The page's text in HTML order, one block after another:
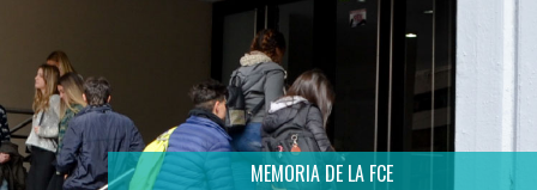
MEMORIA DE LA FCE